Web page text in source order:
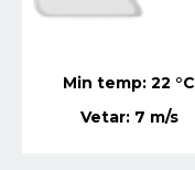
Min temp:22 °C
Vetar: 7 m/s